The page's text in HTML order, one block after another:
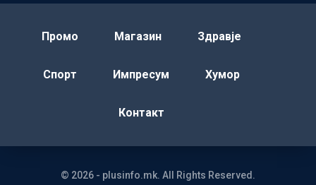
Промо Магазин Здравје
Спорт Импресум Хумор
Контакт
© 2026 - plusinfo.mk. All Rights Reserved.